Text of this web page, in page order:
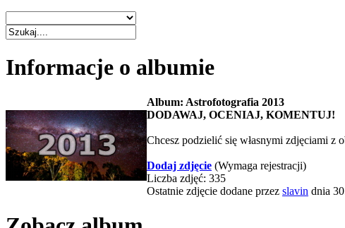
Informacje o albumie
Album: Astrofotografia 2013
DODAWAJ, OCENIAJ, KOMENTUJ!
Chcesz podzielić się własnymi zdjęciami z
Dodaj zdjęcie (Wymaga rejestracji)
Liczba zdjęć: 335
Ostatnie zdjęcie dodane przez slavin dnia